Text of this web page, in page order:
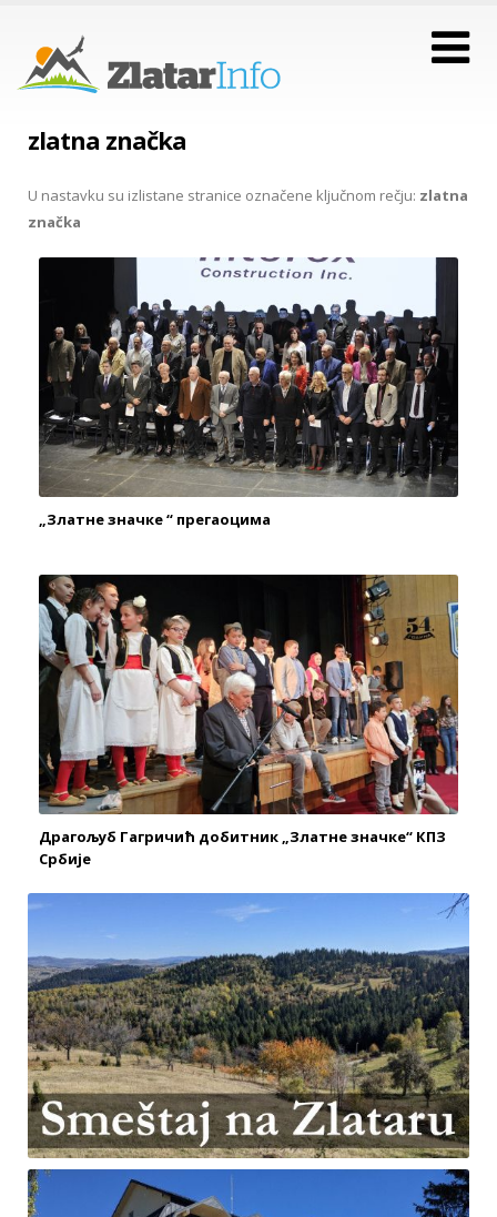
zlatna značka
U nastavku su izlistane stranice označene ključnom rečju: zlatna
značka
„Златне значке “ прегаоцима
Драгољуб Гагричић добитник „Златне значке“ КПЗ
Србије